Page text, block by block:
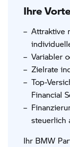
Ihre
Attraktive
Variabler
Zielrate
Top-
Financial
steuerlich
Ihr BMW